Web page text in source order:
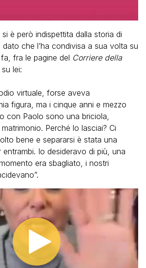
è però indispettita dalla storia di
, dato che l’ha condivisa a sua volta su
fra le pagine del Corriere della
lei:
virtuale, forse aveva
figura, ma i cinque anni e mezzo
con Paolo sono una briciola,
Perché lo lasciai? Ci
bene e separarsi è stata una
Io desideravo di più, una
era sbagliato, i nostri